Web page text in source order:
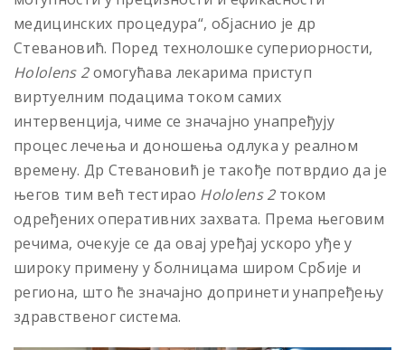
медицинских процедура“, објаснио је др
Стевановић. Поред технолошке супериорности,
Hololens 2омогућава лекарима приступ
виртуелним подацима током самих
интервенција, чиме се значајно унапређују
процес лечења и доношења одлука у реалном
времену. Др Стевановић је такође потврдио да је
његов тим већ тестирао Hololens 2током
одређених оперативних захвата. Према његовим
речима, очекује се да овај уређај ускоро уђе у
широку примену у болницама широм Србије и
региона, што ће значајно допринети унапређењу
здравственог система.